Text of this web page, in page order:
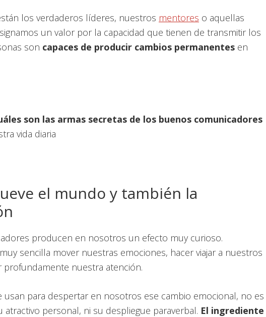
los verdaderos líderes, nuestros mentores o aquellas
un valor por la capacidad que tienen de transmitir los
son capaces de producir cambios permanentes en
son las armas secretas de los buenos comunicadores
vida diaria
el mundo y también la
producen en nosotros un efecto muy curioso.
sencilla mover nuestras emociones, hacer viajar a nuestros
profundamente nuestra atención.
usan para despertar en nosotros ese cambio emocional, no es
atractivo personal, ni su despliegue paraverbal. El ingrediente